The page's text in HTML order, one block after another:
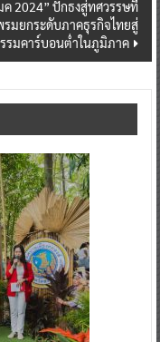
2024” ปักธงสู่ทศวรรษที่
มยกระดับภาคธุรกิจไทยสู่
รมคาร์บอนต่ำในภูมิภาค